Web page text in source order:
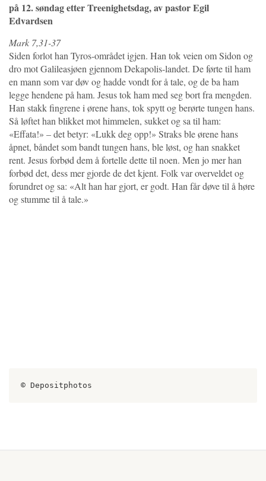
på 12. søndag etter Treenighetsdag, av pastor Egil
Edvardsen
Mark 7,31-37
Siden forlot han Tyros-området igjen. Han tok veien om Sidon og
dro mot Galileasjøen gjennom Dekapolis-landet. De førte til ham
en mann som var døv og hadde vondt for å tale, og de ba ham
legge hendene på ham. Jesus tok ham med seg bort fra mengden.
Han stakk fingrene i ørene hans, tok spytt og berørte tungen hans.
Så løftet han blikket mot himmelen, sukket og sa til ham:
«Effata!» – det betyr: «Lukk deg opp!» Straks ble ørene hans
åpnet, båndet som bandt tungen hans, ble løst, og han snakket
rent. Jesus forbød dem å fortelle dette til noen. Men jo mer han
forbød det, dess mer gjorde de det kjent. Folk var overveldet og
forundret og sa: «Alt han har gjort, er godt. Han får døve til å høre
og stumme til å tale.»
© Depositphotos